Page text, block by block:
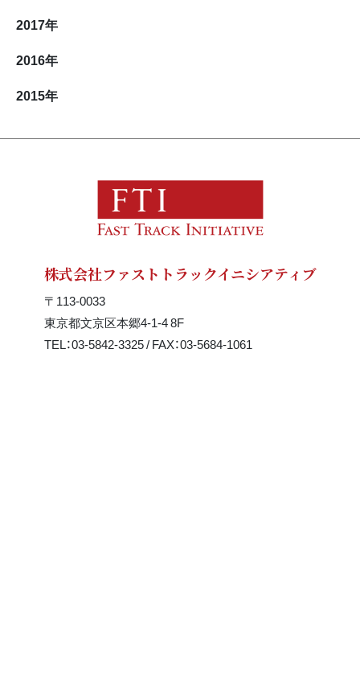
2017年
2016年
2015年
株式会社ファストトラックイニシアティブ
〒113-0033
東京都文京区本郷4-1-4 8F
TEL：03-5842-3325 / FAX：03-5684-1061